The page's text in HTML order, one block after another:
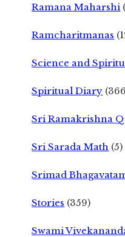
Ramana Maharshi
Ramcharitmanas
Science and
Spiritual Diary
Sri Ramakrishna
Sri Sarada Math (5)
Srimad
Stories (359)
Swami